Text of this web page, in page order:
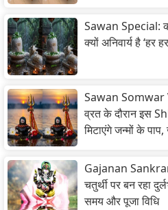
Sawan Special:
क्यों अनिवार्य है ‘हर
Sawan Somwar
व्रत के दौरान इस
मिटाएंगे जन्मों के
Gajanan
चतुर्थी पर बन रहा
समय और पूजा विधि